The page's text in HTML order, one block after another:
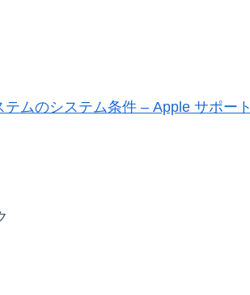
ムのシステム条件 – Apple サポート